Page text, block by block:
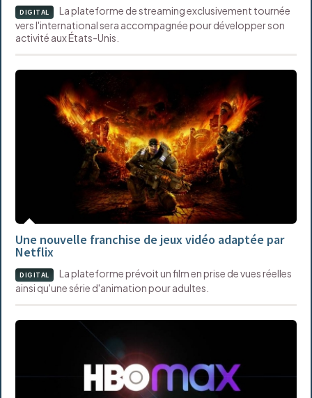
DIGITAL
La plateforme de streaming exclusivement tournée
vers l'international sera accompagnée pour développer son
activité aux États-Unis.
Une nouvelle franchise de jeux vidéo adaptée par
Netflix
DIGITAL
La plateforme prévoit un film en prise de vues réelles
ainsi qu'une série d'animation pour adultes.